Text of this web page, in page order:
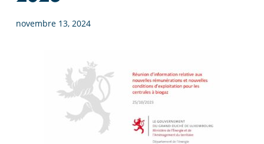
novembre 13, 2024